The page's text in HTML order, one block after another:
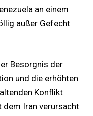
an einem
außer Gefecht
Besorgnis der
und die erhöhten
Konflikt
dem Iran verursacht